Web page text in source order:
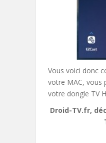
Vous voici donc
votre MAC, vous
votre dongle TV
Droid-TV.fr,